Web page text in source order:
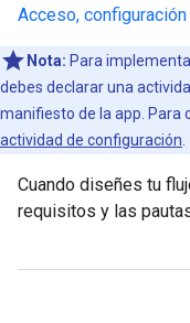
Acceso,
Nota: Para
debes declarar una
manifiesto de la app. Para
actividad de configuración
Cuando diseñes tu
requisitos y las